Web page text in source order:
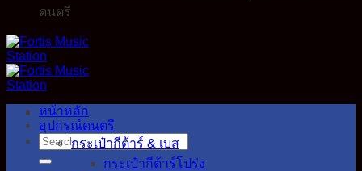
ดนตรี
Search
for:
หน้าหลัก
อุปกรณ์ดนตรี
กระเป๋ากีต้าร์ & เบส
กระเป๋ากีต้าร์โปร่ง